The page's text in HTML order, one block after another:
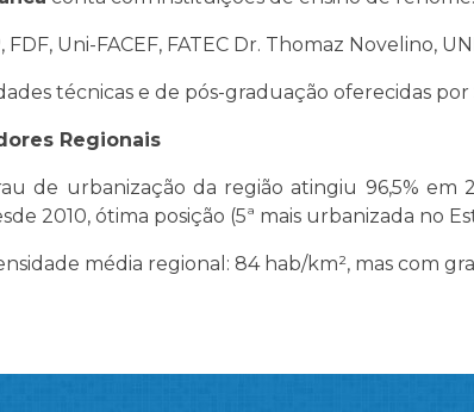
FDF, Uni-FACEF, FATEC Dr. Thomaz Novelino,
técnicas e de pós-graduação oferecidas por
Regionais
de urbanização da região atingiu 96,5%
2010, ótima posição (5ª mais urbanizada no
média regional: 84 hab/km², mas com